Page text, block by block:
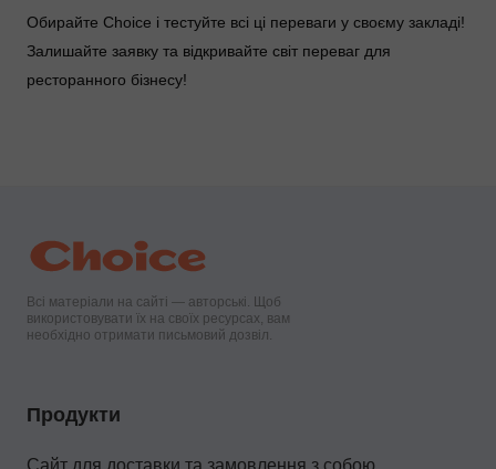
Обирайте Choice і тестуйте всі ці переваги у своєму закладі!
Залишайте заявку та відкривайте світ переваг для
ресторанного бізнесу!
Всі матеріали на сайті — авторські. Щоб
використовувати їх на своїх ресурсах, вам
необхідно отримати письмовий дозвіл.
Продукти
Сайт для доставки та замовлення з собою